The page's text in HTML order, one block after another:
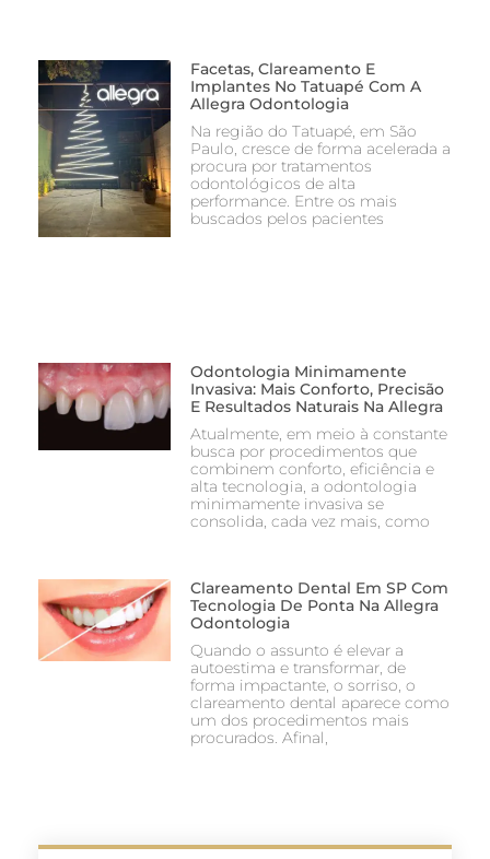
Facetas, Clareamento E
Implantes No Tatuapé Com A
Allegra Odontologia
Na região do Tatuapé, em São
Paulo, cresce de forma acelerada a
procura por tratamentos
odontológicos de alta
performance. Entre os mais
buscados pelos pacientes
Odontologia Minimamente
Invasiva: Mais Conforto, Precisão
E Resultados Naturais Na Allegra
Atualmente, em meio à constante
busca por procedimentos que
combinem conforto, eficiência e
alta tecnologia, a odontologia
minimamente invasiva se
consolida, cada vez mais, como
Clareamento Dental Em SP Com
Tecnologia De Ponta Na Allegra
Odontologia
Quando o assunto é elevar a
autoestima e transformar, de
forma impactante, o sorriso, o
clareamento dental aparece como
um dos procedimentos mais
procurados. Afinal,